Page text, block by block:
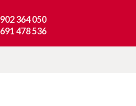
902 364 050
691 478 536